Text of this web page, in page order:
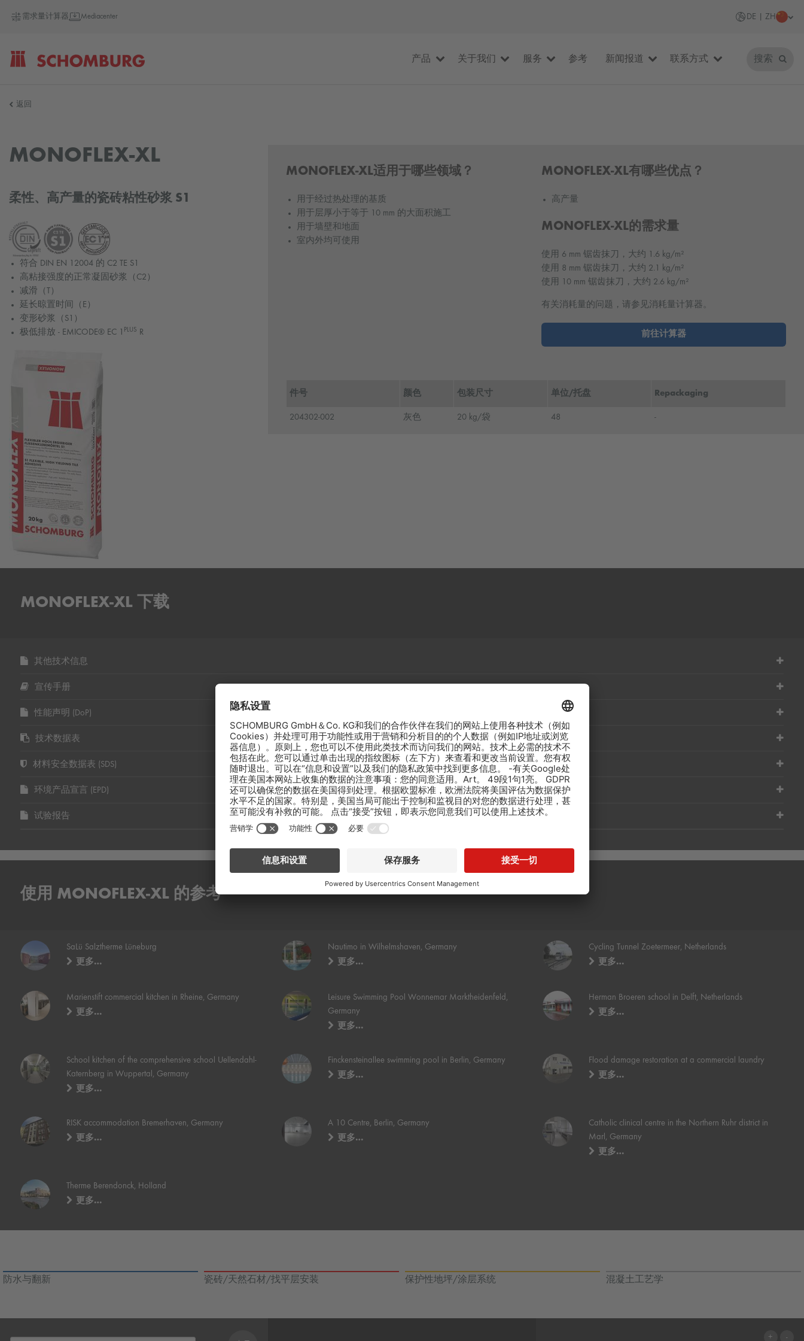
需求量计算器 Mediacenter DE | ZH
产品 关于我们 服务 参考 新闻报道 联系方式 搜索
返回
MONOFLEX-XL
柔性、高产量的瓷砖粘性砂浆 S1
符合 DIN EN 12004 的 C2 TE S1
高粘接强度的正常凝固砂浆（C2）
减滑（T）
延长晾置时间（E）
变形砂浆（S1）
极低排放 - EMICODE® EC 1
PLUS R
MONOFLEX-XL适用于哪些领域？
用于经过热处理的基质
用于层厚小于等于 10 mm 的大面积施工
用于墙壁和地面
室内外均可使用
MONOFLEX-XL有哪些优点？
高产量
MONOFLEX-XL的需求量
使用 6 mm 锯齿抹刀，大约 1.6 kg/m²
使用 8 mm 锯齿抹刀，大约 2.1 kg/m²
使用 10 mm 锯齿抹刀，大约 2.6 kg/m²
有关消耗量的问题，请参见消耗量计算器。
前往计算器
件号 颜色 包装尺寸 单位/托盘 Repackaging
204302-002 灰色 20 kg/袋 48 -
MONOFLEX-XL 下载
其他技术信息
宣传手册
性能声明 (DoP)
技术数据表
材料安全数据表 (SDS)
环境产品宣言 (EPD)
试验报告
使用 MONOFLEX-XL 的参考
SaLü Salztherme Lüneburg
更多…
Nautimo in Wilhelmshaven, Germany
更多…
Cycling Tunnel Zoetermeer, Netherlands
更多…
Marienstift commercial kitchen in Rheine, Germany
更多…
Leisure Swimming Pool Wonnemar Marktheidenfeld,
Germany
更多…
Herman Broeren school in Delft, Netherlands
更多…
School kitchen of the comprehensive school Uellendahl-
Katernberg in Wuppertal, Germany
更多…
Finckensteinallee swimming pool in Berlin, Germany
更多…
Flood damage restoration at a commercial laundry
更多…
RISK accommodation Bremerhaven, Germany
更多…
A 10 Centre, Berlin, Germany
更多…
Catholic clinical centre in the Northern Ruhr district in
Marl, Germany
更多…
Therme Berendonck, Holland
更多…
防水与翻新 瓷砖/天然石材/找平层安装 保护性地坪/涂层系统 混凝土工艺学